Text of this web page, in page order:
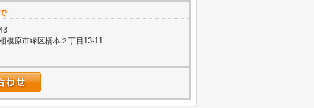
模原市緑区橋本２丁目13-11